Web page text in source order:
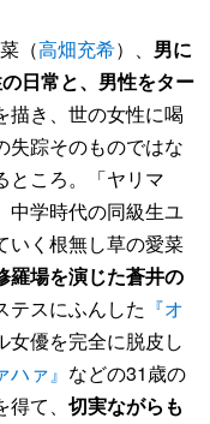
（高畑充希）、 男に
日常と、男性をター
描き、世の女性に喝
失踪そのものではな
ところ。「ヤリマ
中学時代の同級生ユ
いく根無し草の愛菜
羅場を演じた蒼井の
スにふんした 『オ
女優を完全に脱皮し
ハァ』 などの31歳の
て、 切実ながらも